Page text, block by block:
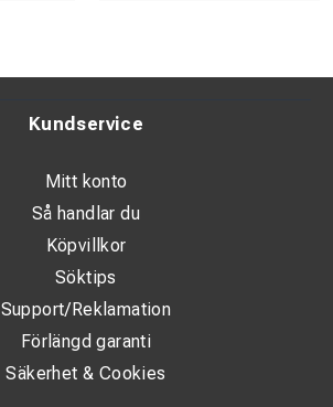
Kundservice
Mitt konto
Så handlar du
Köpvillkor
Söktips
Support/Reklamation
Förlängd garanti
Säkerhet & Cookies